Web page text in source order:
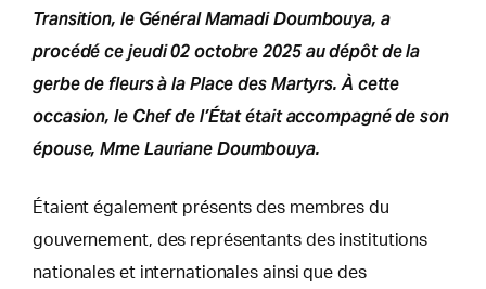
Transition, le Général Mamadi Doumbouya, a
procédé ce jeudi 02 octobre 2025 au dépôt de la
gerbe de fleurs à la Place des Martyrs. À cette
occasion, le Chef de l’État était accompagné de son
épouse, Mme Lauriane Doumbouya.
Étaient également présents des membres du
gouvernement, des représentants des institutions
nationales et internationales ainsi que des